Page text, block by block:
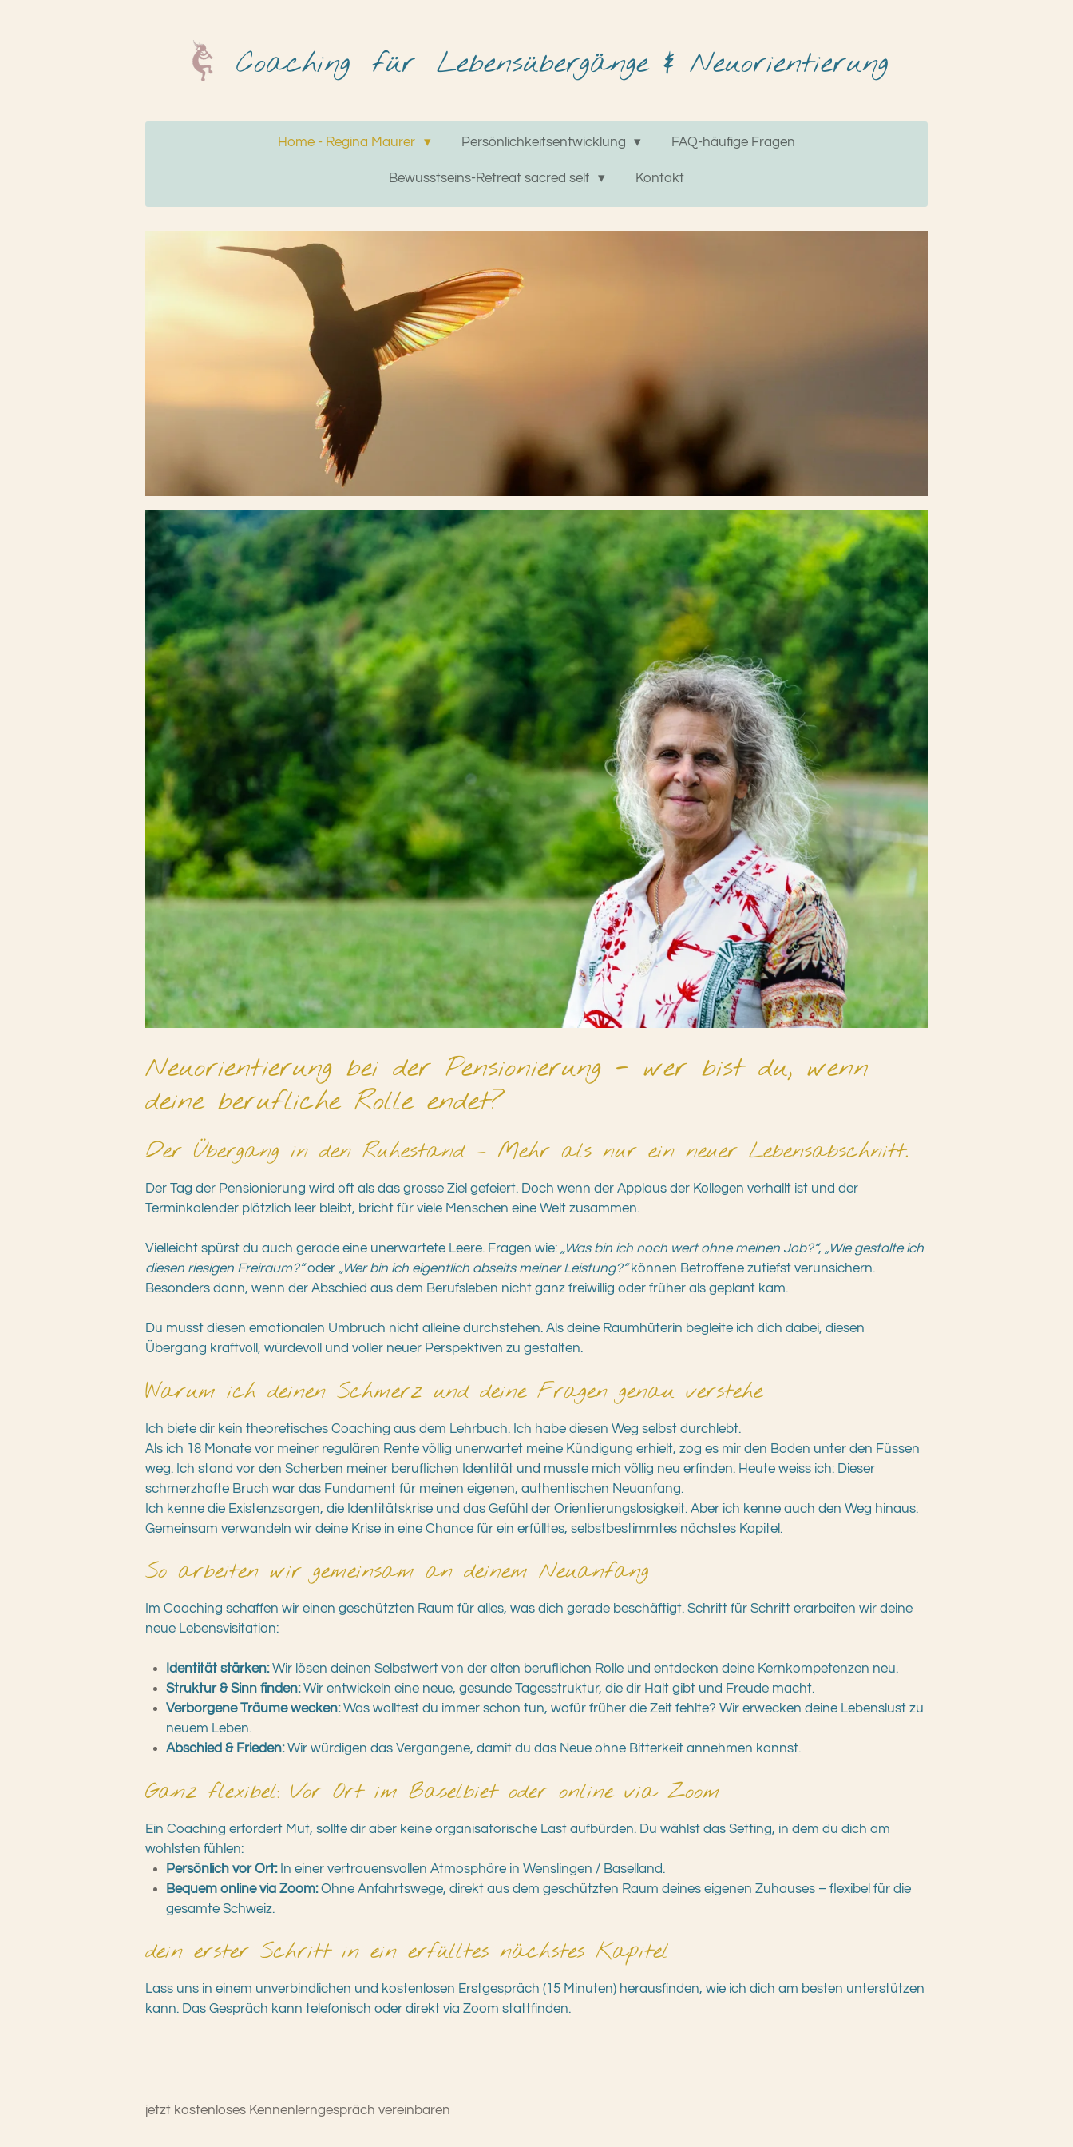
Coaching für Lebensübergänge & Neuorientierung
Home - Regina Maurer Persönlichkeitsentwicklung FAQ-häufige Fragen
Bewusstseins-Retreat sacred self Kontakt
Neuorientierung bei der Pensionierung - wer bist du, wenn
deine berufliche Rolle endet?
Der Übergang in den Ruhestand – Mehr als nur ein neuer Lebensabschnitt.
Der Tag der Pensionierung wird oft als das grosse Ziel gefeiert. Doch wenn der Applaus der Kollegen verhallt ist und der
Terminkalender plötzlich leer bleibt, bricht für viele Menschen eine Welt zusammen.
Vielleicht spürst du auch gerade eine unerwartete Leere. Fragen wie: „Was bin ich noch wert ohne meinen Job?“, „Wie gestalte ich
diesen riesigen Freiraum?“oder „Wer bin ich eigentlich abseits meiner Leistung?“können Betroffene zutiefst verunsichern.
Besonders dann, wenn der Abschied aus dem Berufsleben nicht ganz freiwillig oder früher als geplant kam.
Du musst diesen emotionalen Umbruch nicht alleine durchstehen. Als deine Raumhüterin begleite ich dich dabei, diesen
Übergang kraftvoll, würdevoll und voller neuer Perspektiven zu gestalten.
Warum ich deinen Schmerz und deine Fragen genau verstehe
Ich biete dir kein theoretisches Coaching aus dem Lehrbuch. Ich habe diesen Weg selbst durchlebt.
Als ich 18 Monate vor meiner regulären Rente völlig unerwartet meine Kündigung erhielt, zog es mir den Boden unter den Füssen
weg. Ich stand vor den Scherben meiner beruflichen Identität und musste mich völlig neu erfinden. Heute weiss ich: Dieser
schmerzhafte Bruch war das Fundament für meinen eigenen, authentischen Neuanfang.
Ich kenne die Existenzsorgen, die Identitätskrise und das Gefühl der Orientierungslosigkeit. Aber ich kenne auch den Weg hinaus.
Gemeinsam verwandeln wir deine Krise in eine Chance für ein erfülltes, selbstbestimmtes nächstes Kapitel.
So arbeiten wir gemeinsam an deinem Neuanfang
Im Coaching schaffen wir einen geschützten Raum für alles, was dich gerade beschäftigt. Schritt für Schritt erarbeiten wir deine
neue Lebensvisitation:
Identität stärken:Wir lösen deinen Selbstwert von der alten beruflichen Rolle und entdecken deine Kernkompetenzen neu.
Struktur & Sinn finden:Wir entwickeln eine neue, gesunde Tagesstruktur, die dir Halt gibt und Freude macht.
Verborgene Träume wecken:Was wolltest du immer schon tun, wofür früher die Zeit fehlte? Wir erwecken deine Lebenslust zu
neuem Leben.
Abschied & Frieden:Wir würdigen das Vergangene, damit du das Neue ohne Bitterkeit annehmen kannst.
Ganz flexibel: Vor Ort im Baselbiet oder online via Zoom
Ein Coaching erfordert Mut, sollte dir aber keine organisatorische Last aufbürden. Du wählst das Setting, in dem du dich am
wohlsten fühlen:
Persönlich vor Ort:In einer vertrauensvollen Atmosphäre in Wenslingen / Baselland.
Bequem online via Zoom:Ohne Anfahrtswege, direkt aus dem geschützten Raum deines eigenen Zuhauses – flexibel für die
gesamte Schweiz.
dein erster Schritt in ein erfülltes nächstes Kapitel
Lass uns in einem unverbindlichen und kostenlosen Erstgespräch (15 Minuten) herausfinden, wie ich dich am besten unterstützen
kann. Das Gespräch kann telefonisch oder direkt via Zoom stattfinden.
jetzt kostenloses Kennenlerngespräch vereinbaren